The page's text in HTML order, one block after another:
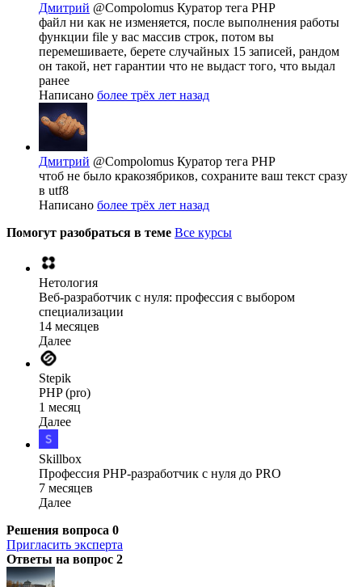
Дмитрий @Compolomus Куратор тега PHP
файл ни как не изменяется, после выполнения работы
функции file у вас массив строк, потом вы
перемешиваете, берете случайных 15 записей, рандом
он такой, нет гарантии что не выдаст того, что выдал
ранее
Написано более трёх лет назад
Дмитрий @Compolomus Куратор тега PHP
чтоб не было кракозябриков, сохраните ваш текст сразу
в utf8
Написано более трёх лет назад
Помогут разобраться в теме Все курсы
Нетология
Веб-разработчик с нуля: профессия с выбором
специализации
14 месяцев
Далее
Stepik
PHP (pro)
1 месяц
Далее
Skillbox
Профессия PHP-разработчик с нуля до PRO
7 месяцев
Далее
Решения вопроса 0
Пригласить эксперта
Ответы на вопрос 2